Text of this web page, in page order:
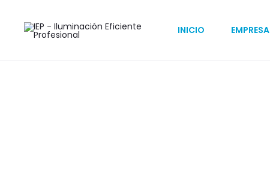
INICIO EMPRESA
Inicio Estacionamientos